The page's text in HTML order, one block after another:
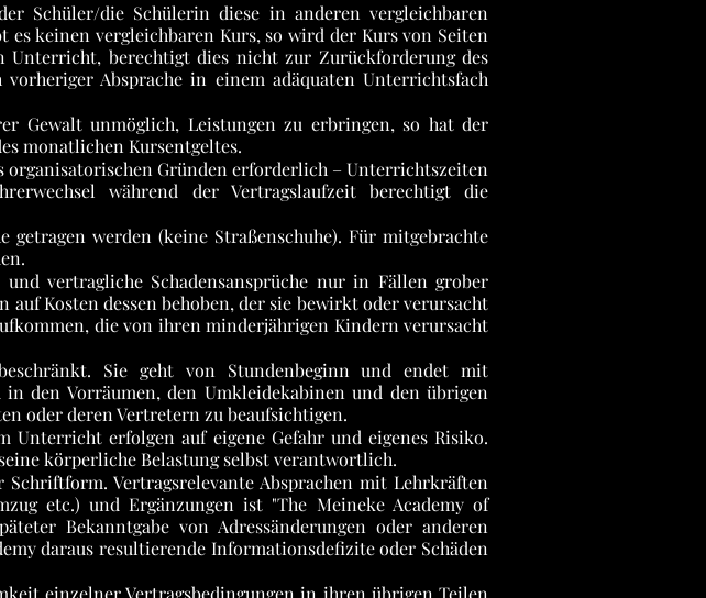
Schüler/die Schülerin diese in anderen vergleichbaren
keinen vergleichbaren Kurs, so wird der Kurs von Seiten
Unterricht, berechtigt dies nicht zur Zurückforderung des
Absprache in einem adäquaten Unterrichtsfach
Gewalt unmöglich, Leistungen zu erbringen, so hat der
monatlichen Kursentgeltes.
organisatorischen Gründen erforderlich – Unterrichtszeiten
während der Vertragslaufzeit berechtigt die
getragen werden (keine Straßenschuhe). Für mitgebrachte
vertragliche Schadensansprüche nur in Fällen grober
Kosten dessen behoben, der sie bewirkt oder verursacht
die von ihren minderjährigen Kindern verursacht
Sie geht von Stundenbeginn und endet mit
den Vorräumen, den Umkleidekabinen und den übrigen
oder deren Vertretern zu beaufsichtigen.
erfolgen auf eigene Gefahr und eigenes Risiko.
körperliche Belastung selbst verantwortlich.
Vertragsrelevante Absprachen mit Lehrkräften
etc.) und Ergänzungen ist "The Meineke Academy of
Bekanntgabe von Adressänderungen oder anderen
daraus resultierende Informationsdefizite oder Schäden
einzelner Vertragsbedingungen in ihren übrigen Teilen